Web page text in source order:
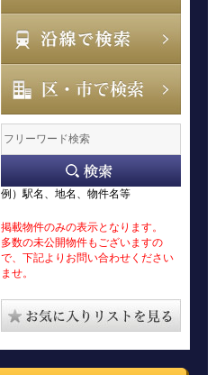
例）駅名、地名、物件名等
掲載物件のみの表示となります。
多数の未公開物件もございますの
で、下記よりお問い合わせください
ませ。